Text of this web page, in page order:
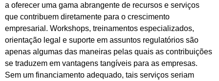
a oferecer uma gama abrangente de recursos e serviços
que contribuem diretamente para o crescimento
empresarial. Workshops, treinamentos especializados,
orientação legal e suporte em assuntos regulatórios são
apenas algumas das maneiras pelas quais as contribuições
se traduzem em vantagens tangíveis para as empresas.
Sem um financiamento adequado, tais serviços seriam